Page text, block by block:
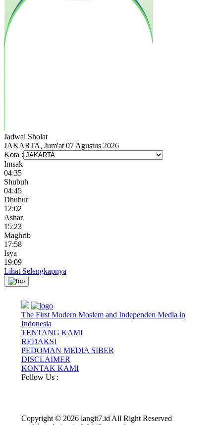
Jadwal Sholat
JAKARTA, Jum'at 07 Agustus 2026
Kota :
Imsak
04:35
Shubuh
04:45
Dhuhur
12:02
Ashar
15:23
Maghrib
17:58
Isya
19:09
Lihat Selengkapnya
The First Modern Moslem and Independen Media in
Indonesia
TENTANG KAMI
REDAKSI
PEDOMAN MEDIA SIBER
DISCLAIMER
KONTAK KAMI
Follow Us :
Copyright © 2026 langit7.id All Right Reserved